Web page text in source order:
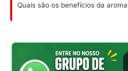
Quais são os benefícios da